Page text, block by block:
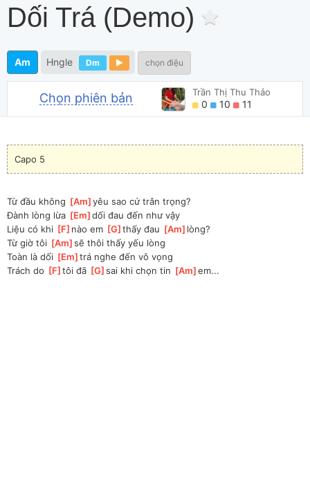
Dối Trá (demo)
Am Hngle Dm chọn điệu
Chọn phiên bản Trần Thị Thu Thảo
0 10 11
Capo 5
Từ đầu không [Am ]
yêu sao cứ trân trọng?
Đành lòng lừa [Em ]
dối đau đến như vậy
Liệu có khi [F ]nào em [G ]thấy đau [Am ]lòng?
Từ giờ tôi [Am ]
sẽ thôi thấy yếu lòng
Toàn là dối [Em ]trá nghe đến vô vọng
Trách do [F ]tôi đã [G ]
sai khi chọn tin [Am ]
em...